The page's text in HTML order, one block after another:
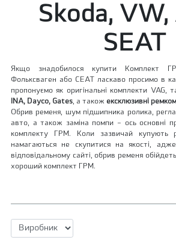
Skoda, VW,
SEAT
Якщо знадобилося купити Комплект
Фольксваген або СЕАТ ласкаво просимо в
пропонуємо як оригінальні комплекти VAG,
INA, Dayco, Gates, а також ексклюзивні
Обрив ременя, шум підшипника ролика,
авто, а також заміна помпи – ось основні
комплекту ГРМ. Коли зазвичай купують
намагаються не скупитися на якості,
відповідальному сайті, обрив ременя
хороший комплект ГРМ.